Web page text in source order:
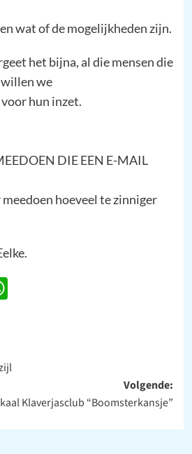
wat of de mogelijkheden zijn.
het bijna, al die mensen die
we
hun inzet.
DIE EEN E-MAIL
hoeveel te zinniger
WhatsApp
Volgende:
Klaverjasclub “Boomsterkansje”